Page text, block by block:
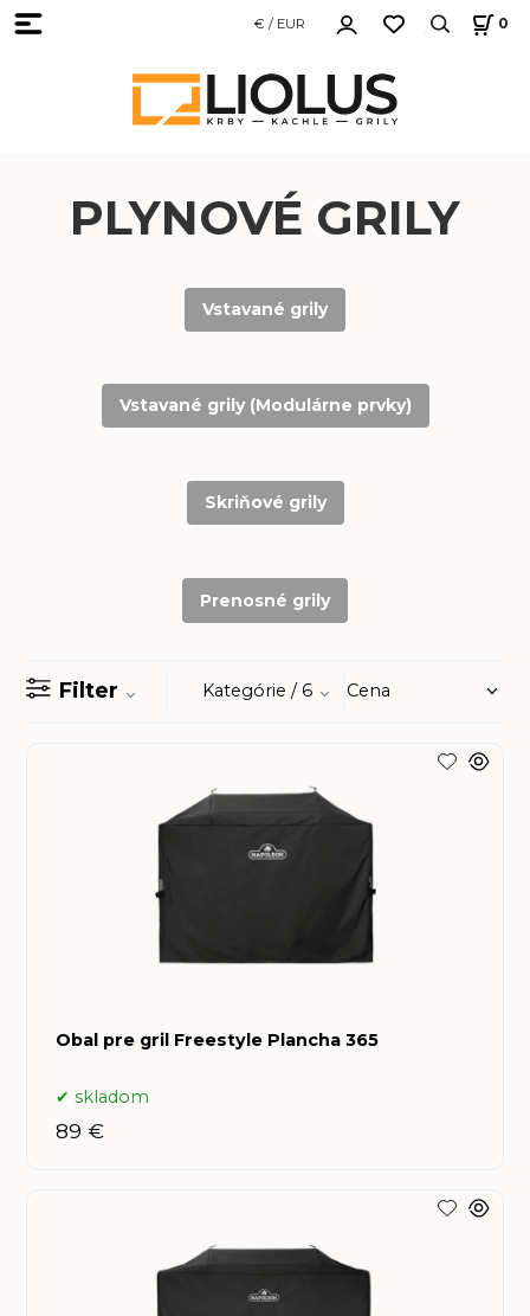
€ / EUR 0
PLYNOVÉ GRILY
Vstavané grily
Vstavané grily (Modulárne prvky)
Skriňové grily
Prenosné grily
Filter Kategórie / 6
Obal pre gril Freestyle Plancha 365
skladom
89 €